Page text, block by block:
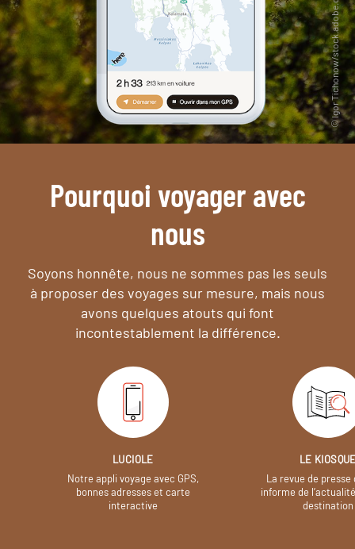
Pourquoi voyager avec
nous
Soyons honnête, nous ne sommes pas les seuls
à proposer des voyages sur mesure, mais nous
avons quelques atouts qui font
incontestablement la différence.
LUCIOLE
Notre appli voyage avec GPS,
bonnes adresses et carte
interactive
LE
La revue de presse
informe de
destination